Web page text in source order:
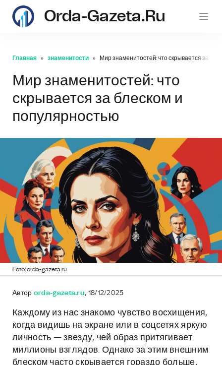
Orda-Gazeta.ru
Главная знаменитости Мир знаменитостей: что скрывается за
Мир знаменитостей: что
скрывается за блеском и
популярностью
Foto: orda-gazeta.ru
Автор orda-gazeta.ru, 18/12/2025
Каждому из нас знакомо чувство восхищения,
когда видишь на экране или в соцсетях яркую
личность — звезду, чей образ притягивает
миллионы взглядов. Однако за этим внешним
блеском часто скрывается гораздо больше,